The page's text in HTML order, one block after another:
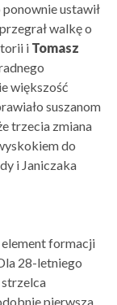
ustawił
walkę o
i Tomasz
większość
suszanom
trzecia zmiana
do
i Janiczaka
element formacji
28-letniego
pierwsza